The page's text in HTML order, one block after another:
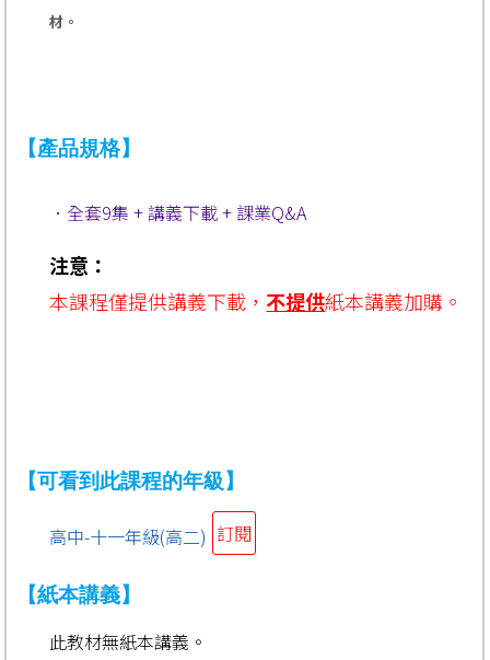
材。
【產品規格】
．全套9集 + 講義下載 + 課業Q&A
注意：
本課程僅提供講義下載， 不提供紙本講義加購 。
【可看到此課程的年級】
高中-十一年級(高二) 訂閱
【紙本講義】
此教材無紙本講義。